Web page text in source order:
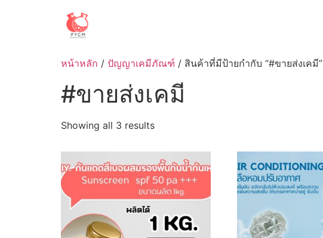
หน้าหลัก / ปัญญาเคมีภัณฑ์ / สินค้าที่มีป้ายกำกับ “#ขายส่งเคมี”
#ขายส่งเคมี
Showing all 3 resultsSorted
latest